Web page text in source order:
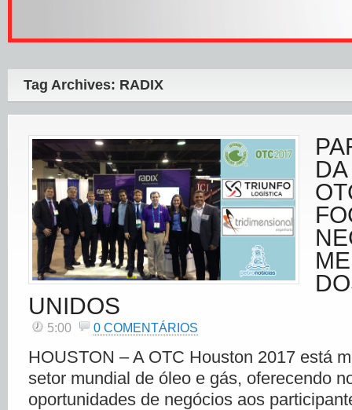
Tag Archives: RADIX
UNIDOS
5:00 0 COMENTÁRIOS
HOUSTON – A OTC Houston 2017 está
setor mundial de óleo e gás, oferecendo
oportunidades de negócios aos